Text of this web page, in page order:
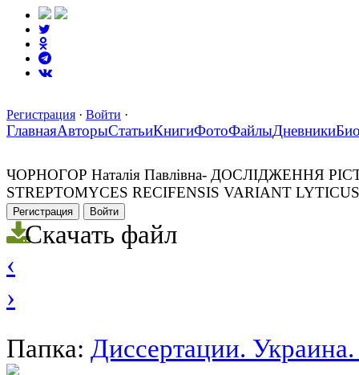
Регистрация · Войти ·
ГлавнаяАвторыСтатьиКнигиФотоФайлыДневники
ЧОРНОГОР Наталія Павлівна-
STREPTOMYCES RECIFENSIS VARIANT LYTICUS
Регистрация Войти
Скачать файл
‹
›
Папка: Диссертации.